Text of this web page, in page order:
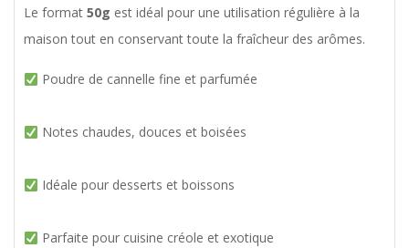
Le format 50g est idéal pour une utilisation régulière à la
maison tout en conservant toute la fraîcheur des arômes.
Poudre de cannelle fine et parfumée
Notes chaudes, douces et boisées
Idéale pour desserts et boissons
Parfaite pour cuisine créole et exotique